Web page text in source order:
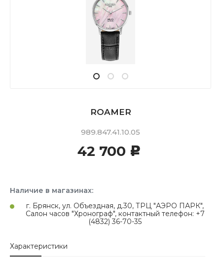
ROAMER
989.847.41.10.05
42 700 c
Наличие в магазинах:
г. Брянск, ул. Объездная, д.30, ТРЦ "АЭРО ПАРК",
Салон часов "Хронограф", контактный телефон: +7
(4832) 36-70-35
Характеристики